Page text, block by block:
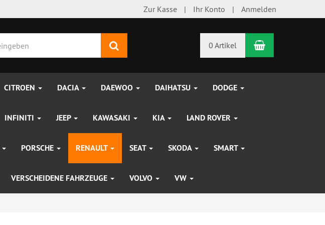
Zur Kasse Ihr Konto Anmelden
0 Artikel Warenkorb
CITROEN DACIA DAEWOO DAIHATSU DODGE
INFINITI JEEP KAWASAKI KIA LAND ROVER
PORSCHE RENAULT SEAT SKODA SMART
VERSCHEIDENE FAHRZEUGE VOLVO VW